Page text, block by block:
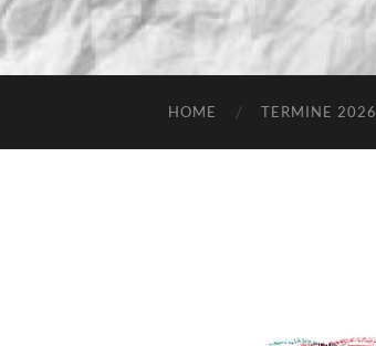
HOME TERMINE 2026